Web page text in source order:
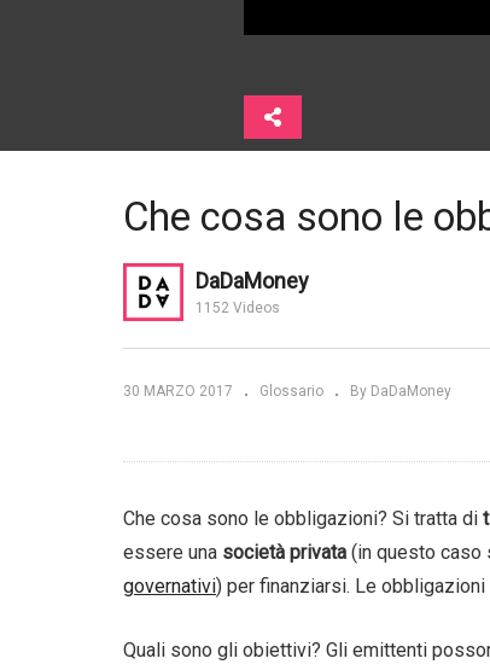
Che cosa sono gli ETF? |
Che cosa sono le
DaDaMoney
1152 Videos
30 MARZO 2017 Glossario By DaDaMoney
Che cosa sono le obbligazioni? Si tratta di
essere una società privata (in questo caso
governativi) per finanziarsi. Le
Quali sono gli obiettivi? Gli emittenti